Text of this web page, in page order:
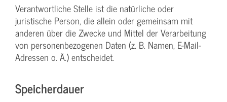
Verantwortliche Stelle ist die natürliche oder
juristische Person, die allein oder gemeinsam mit
anderen über die Zwecke und Mittel der Verarbeitung
von personenbezogenen Daten (z. B. Namen, E-Mail-
Adressen o. Ä.) entscheidet.
Speicherdauer